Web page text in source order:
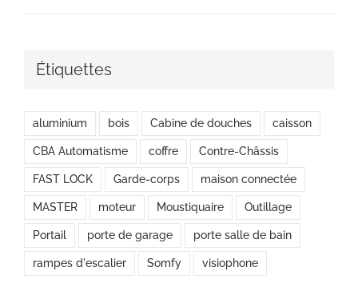
Étiquettes
aluminium bois Cabine de douches caisson
CBA Automatisme coffre Contre-Châssis
FAST LOCK Garde-corps maison connectée
MASTER moteur Moustiquaire Outillage
Portail porte de garage porte salle de bain
rampes d'escalier Somfy visiophone